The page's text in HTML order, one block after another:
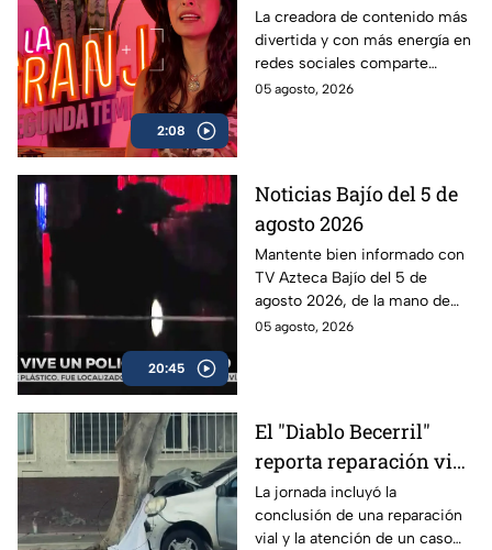
2:08
Segunda Temporada,
revela que se puede
esperar del reality
próximamente
La creadora de contenido más
divertida y con más energía en
redes sociales comparte
detalles asombrosos que serán
05 agosto, 2026
20:45
Noticias Bajío del 5 de
agosto 2026
Mantente bien informado con
TV Azteca Bajío del 5 de
agosto 2026, de la mano de
Santiago Espinoza Figueroa y
05 agosto, 2026
El "Diablo Becerril"
reporta reparación vial
y un hecho trágico en
CDMX
La jornada incluyó la
conclusión de una reparación
vial y la atención de un caso